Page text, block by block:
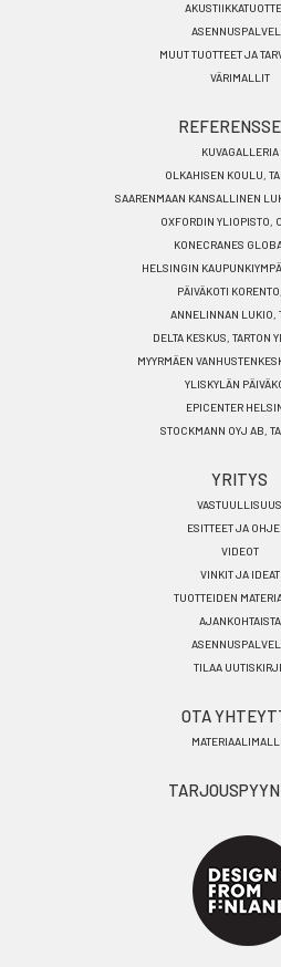
MUUT TUOTTEET JA
VÄRIMALLIT
KUVAGALLERIA
OLKAHISEN KOULU,
SAARENMAAN KANSALLINEN
OXFORDIN YLIOPISTO,
KONECRANES
HELSINGIN
PÄIVÄKOTI
ANNELINNAN LUKIO,
DELTA KESKUS, TARTON
MYYRMÄEN
YLISKYLÄN
EPICENTER
STOCKMANN OYJ AB,
YRITYS
VASTUULLISUUS
ESITTEET JA
VIDEOT
VINKIT JA IDEAT
TUOTTEIDEN
AJANKOHTAISTA
TILAA
OTA